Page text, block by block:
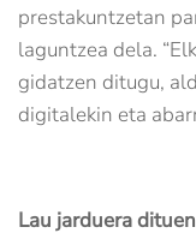
prestakuntzetan
laguntzea dela.
gidatzen ditugu,
digitalekin eta
Lau jarduera